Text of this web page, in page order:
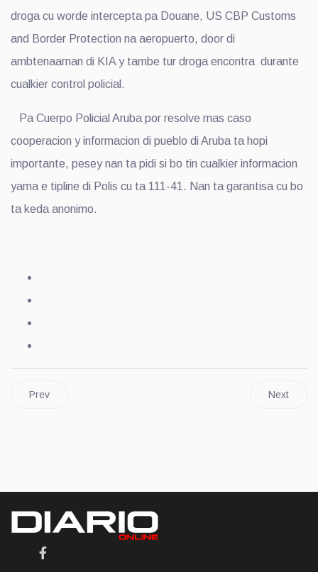
droga cu worde intercepta pa Douane, US CBP Customs
and Border Protection na aeropuerto, door di
ambtenaarnan di KIA y tambe tur droga encontra durante
cualkier control policial.
Pa Cuerpo Policial Aruba por resolve mas caso
cooperacion y informacion di pueblo di Aruba ta hopi
importante, pesey nan ta pidi si bo tin cualkier informacion
yama e tipline di Polis cu ta 111-41. Nan ta garantisa cu bo
ta keda anonimo.
Prev Next